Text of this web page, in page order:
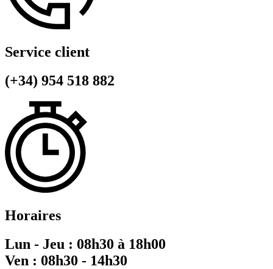
Service client
(+34) 954 518 882
Horaires
Lun - Jeu : 08h30 à 18h00
Ven : 08h30 - 14h30